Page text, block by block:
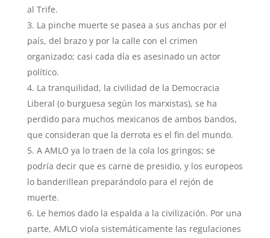
al Trife.
La pinche muerte se pasea a sus anchas por el
país, del brazo y por la calle con el crimen
organizado; casi cada día es asesinado un actor
político.
La tranquilidad, la civilidad de la Democracia
Liberal (o burguesa según los marxistas), se ha
perdido para muchos mexicanos de ambos bandos,
que consideran que la derrota es el fin del mundo.
A AMLO ya lo traen de la cola los gringos; se
podría decir que es carne de presidio, y los europeos
lo banderillean preparándolo para el rejón de
muerte.
Le hemos dado la espalda a la civilización. Por una
parte, AMLO viola sistemáticamente las regulaciones